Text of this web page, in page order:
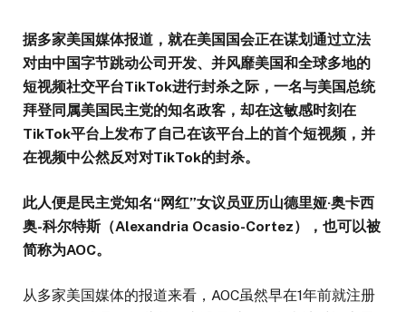
据多家美国媒体报道，就在美国国会正在谋划通过立法
对由中国字节跳动公司开发、并风靡美国和全球多地的
短视频社交平台TikTok进行封杀之际，一名与美国总统
拜登同属美国民主党的知名政客，却在这敏感时刻在
TikTok平台上发布了自己在该平台上的首个短视频，并
在视频中公然反对对TikTok的封杀。
此人便是民主党知名“网红”女议员亚历山德里娅·奥卡西
奥-科尔特斯（Alexandria Ocasio-Cortez），也可以被
简称为AOC。
从多家美国媒体的报道来看，AOC虽然早在1年前就注册